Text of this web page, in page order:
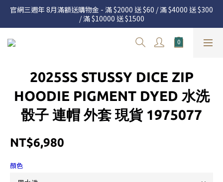
官網三週年 8月滿額送購物金 - 滿 $2000 送 $60 / 滿 $4000 送 $300
/ 滿 $10000 送 $1500
官網三週年 8月滿額送購物金 - 滿 $2000 送 $60 / 滿 $4000 送 $300
/ 滿 $10000 送 $1500
7.22 – 8.13 日本連線中，絕對讓你買到爆
度請詳閱公告
官網三週年 8月滿額送購物金 - 滿 $2000 送 $60 / 滿 $4000 送 $300
/ 滿 $10000 送 $1500
2025SS STUSSY DICE ZIP
HOODIE PIGMENT DYED 水洗
骰子 連帽 外套 現貨 1975077
NT$6,980
顏色